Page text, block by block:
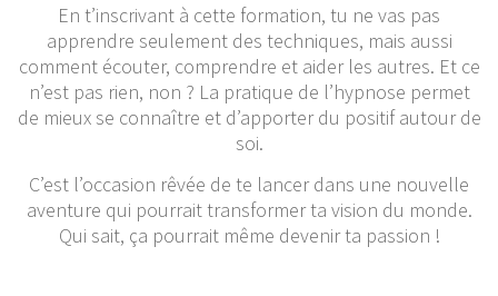
En t’inscrivant à cette formation, tu ne vas pas
apprendre seulement des techniques, mais aussi
comment écouter, comprendre et aider les autres. Et ce
n’est pas rien, non ? La pratique de l’hypnose permet
de mieux se connaître et d’apporter du positif autour de
soi.
C’est l’occasion rêvée de te lancer dans une nouvelle
aventure qui pourrait transformer ta vision du monde.
Qui sait, ça pourrait même devenir ta passion !